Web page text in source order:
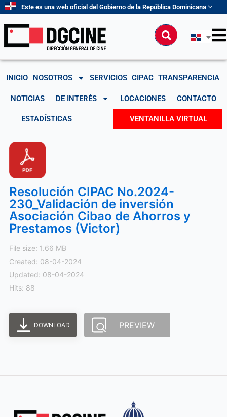
contenido
Este es una web oficial del Gobierno de la República Dominicana
Buscar
INICIO NOSOTROS SERVICIOS CIPAC TRANSPARENCIA
NOTICIAS DE INTERÉS LOCACIONES CONTACTO
ESTADÍSTICAS VENTANILLA VIRTUAL
Resolución CIPAC No.2024-
230_Validación de inversión
Asociación Cibao de Ahorros y
Prestamos (Victor)
File size: 1.66 MB
Created: 08-04-2024
Updated: 08-04-2024
Hits: 88
DOWNLOAD PREVIEW